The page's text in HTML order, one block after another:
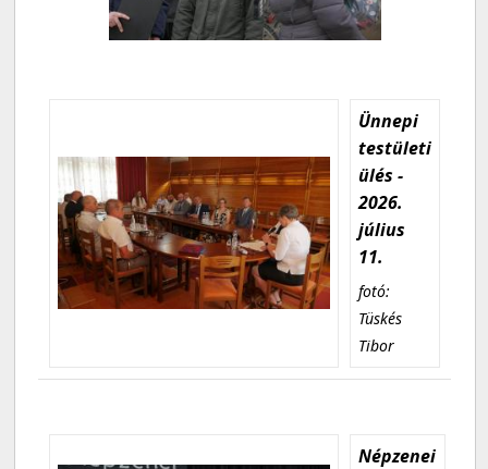
Ünnepi
testületi
ülés -
2026.
július
11.
fotó:
Tüskés
Tibor
Népzenei